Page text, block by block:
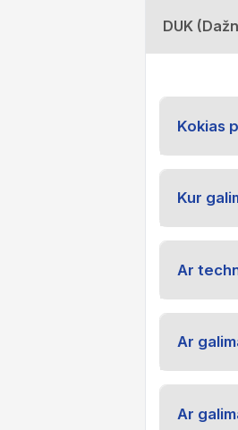
DUK
Kokias
Kur
Ar
Ar
Ar